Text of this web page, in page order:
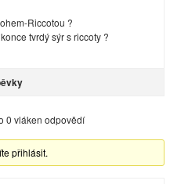
Riccotou ?
tvrdý sýr s riccoty ?
0 vláken odpovědí
přihlásit.